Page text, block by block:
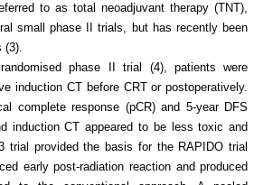
to as total neoadjuvant therapy (TNT),
small phase II trials, but has recently been
(3).
phase II trial (4), patients were
induction CT before CRT or postoperatively.
complete response (pCR) and 5-year DFS
induction CT appeared to be less toxic and
trial provided the basis for the RAPIDO trial
early post-radiation reaction and produced